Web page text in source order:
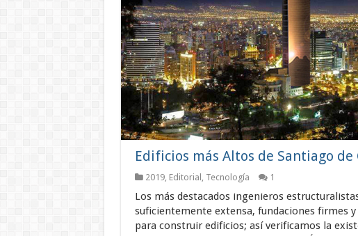
Edificios más Altos de Santiago de
2019, Editorial , Tecnología 1
Los más destacados ingenieros
suficientemente extensa, fundaciones firmes
para construir edificios; así verificamos la